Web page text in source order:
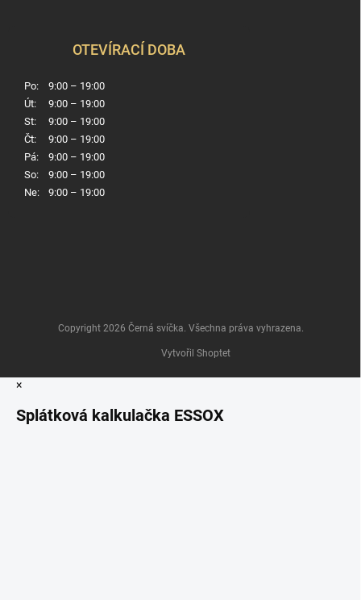
OTEVÍRACÍ DOBA
Po:
9:00 – 19:00
Út:
9:00 – 19:00
St:
9:00 – 19:00
Čt:
9:00 – 19:00
Pá:
9:00 – 19:00
So:
9:00 – 19:00
Ne:
9:00 – 19:00
Vytvořil Shoptet
Copyright 2026 Černá svíčka. Všechna práva vyhrazena.
×
Splátková kalkulačka ESSOX